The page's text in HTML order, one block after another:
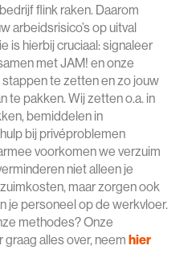
flink raken. Daarom
arbeidsrisico’s op uitval
is hierbij cruciaal: signaleer
met JAM! en onze
te zetten en zo jouw
te pakken. Wij zetten o.a. in
bemiddelen in
bij privéproblemen
voorkomen we verzuim
niet alleen je
maar zorgen ook
je personeel op de werkvloer.
methodes? Onze
alles over, neemhier